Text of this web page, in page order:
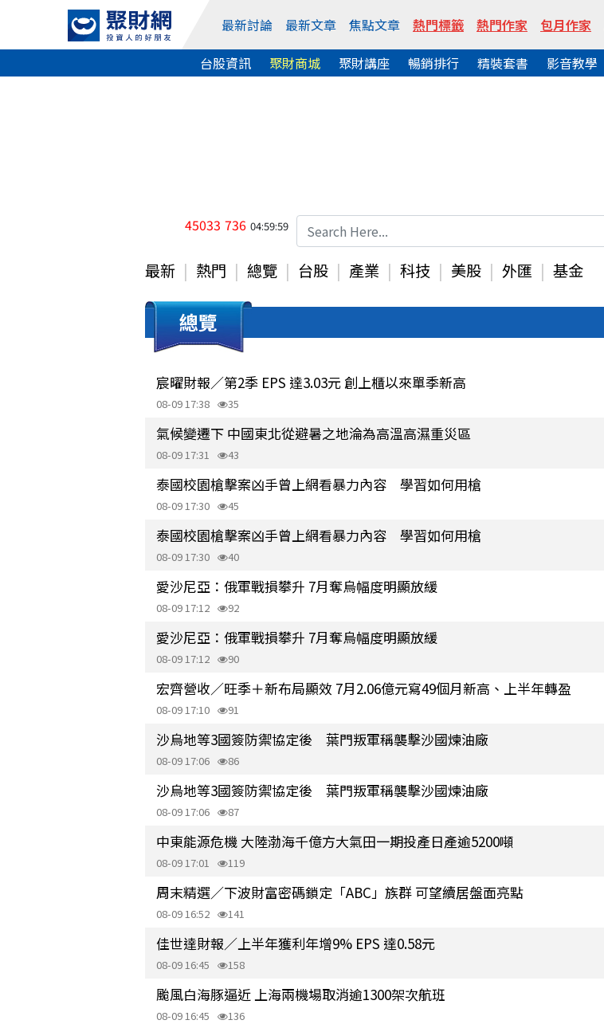
最新討論 最新文章 焦點文章 熱門標籤 熱門作家 包月作家
台股資訊
聚財商城 聚財講座 暢銷排行 精裝套書 影音教學
45033 736 04:59:59
最新 熱門 總覽 台股 產業 科技 美股 外匯 基金
總覽
宸曜財報／第2季 EPS 達3.03元 創上櫃以來單季新高
08-09 17:38 35
氣候變遷下 中國東北從避暑之地淪為高溫高濕重災區
08-09 17:31 43
泰國校園槍擊案凶手曾上網看暴力內容 學習如何用槍
08-09 17:30 45
泰國校園槍擊案凶手曾上網看暴力內容 學習如何用槍
08-09 17:30 40
愛沙尼亞：俄軍戰損攀升 7月奪烏幅度明顯放緩
08-09 17:12 92
愛沙尼亞：俄軍戰損攀升 7月奪烏幅度明顯放緩
08-09 17:12 90
宏齊營收／旺季＋新布局顯效 7月2.06億元寫49個月新高、上半年轉盈
08-09 17:10 91
沙烏地等3國簽防禦協定後 葉門叛軍稱襲擊沙國煉油廠
08-09 17:06 86
沙烏地等3國簽防禦協定後 葉門叛軍稱襲擊沙國煉油廠
08-09 17:06 87
中東能源危機 大陸渤海千億方大氣田一期投產日產逾5200噸
08-09 17:01 119
周末精選／下波財富密碼鎖定「ABC」族群 可望續居盤面亮點
08-09 16:52 141
佳世達財報／上半年獲利年增9% EPS 達0.58元
08-09 16:45 158
颱風白海豚逼近 上海兩機場取消逾1300架次航班
08-09 16:45 136